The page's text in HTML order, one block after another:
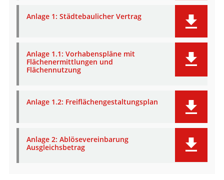
Anlage 1: Städtebaulicher Vertrag
Anlage 1.1: Vorhabenspläne mit
Flächenermittlungen und
Flächennutzung
Anlage 1.2: Freiflächengestaltungsplan
Anlage 2: Ablösevereinbarung
Ausgleichsbetrag